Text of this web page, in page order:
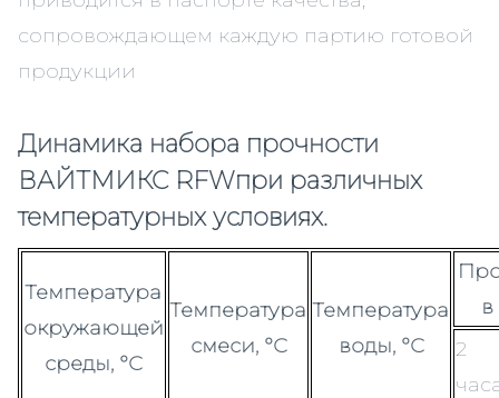
сопровождающем каждую партию готовой
продукции
Динамика набора прочности
ВАЙТМИКС RFWпри различных
температурных условиях.
Температура
окружающей
среды, °С
Температура
смеси, °С
Температура
воды, °С
2